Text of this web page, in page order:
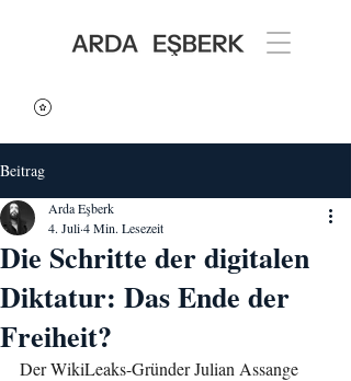
Beitrag
Die Schritte der digitalen
Diktatur: Das Ende der
Freiheit?
Arda Eşberk
4. Juli4 Min. Lesezeit
Der WikiLeaks-Gründer Julian Assange